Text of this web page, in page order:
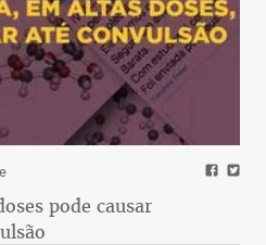
pode causar